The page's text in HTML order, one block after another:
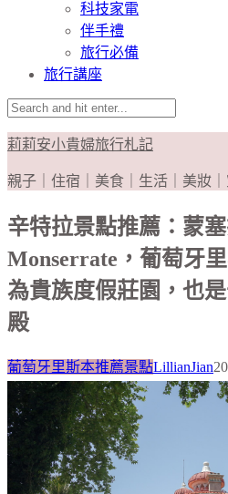
科技家電
伴手禮
旅行必備
旅行講座
莉莉安小貴婦旅行札記
親子｜住宿｜美食｜生活｜美妝
辛特拉景點推薦：蒙
Monserrate，葡萄牙
為貴族度假莊園，也
殿
葡萄牙里斯本推薦景點LillianJian